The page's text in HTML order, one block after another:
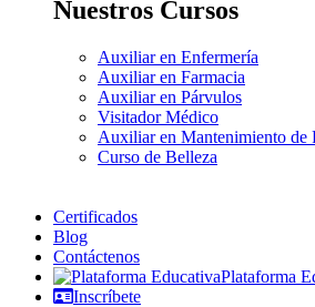
Nuestros Cursos
Auxiliar en Enfermería
Auxiliar en Farmacia
Auxiliar en Párvulos
Visitador Médico
Auxiliar en Mantenimiento de
Curso de Belleza
Certificados
Blog
Contáctenos
Plataforma
Inscríbete